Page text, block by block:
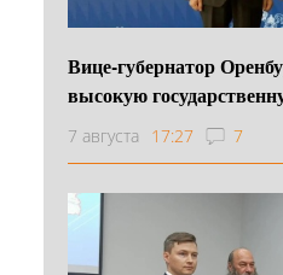
Вице-губернатор
высокую
7 августа 17:27 7